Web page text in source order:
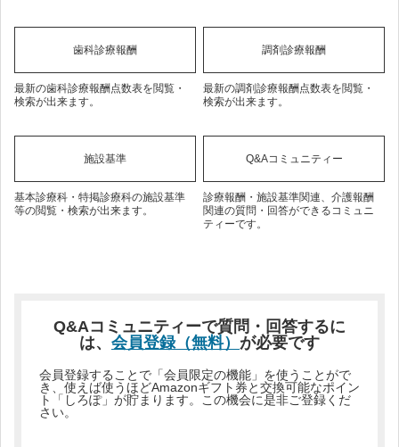
歯科診療報酬
最新の歯科診療報酬点数表を閲覧・
検索が出来ます。
調剤診療報酬
最新の調剤診療報酬点数表を閲覧・
検索が出来ます。
施設基準
基本診療科・特掲診療科の施設基準
等の閲覧・検索が出来ます。
Q&Aコミュニティー
診療報酬・施設基準関連、介護報酬
関連の質問・回答ができるコミュニ
ティーです。
Q&Aコミュニティーで質問・回答するに
は、 会員登録（無料） が必要です
会員登録することで「会員限定の機能」を使うことがで
き、使えば使うほどAmazonギフト券と交換可能なポイン
ト「しろぽ」が貯まります。この機会に是非ご登録くだ
さい。